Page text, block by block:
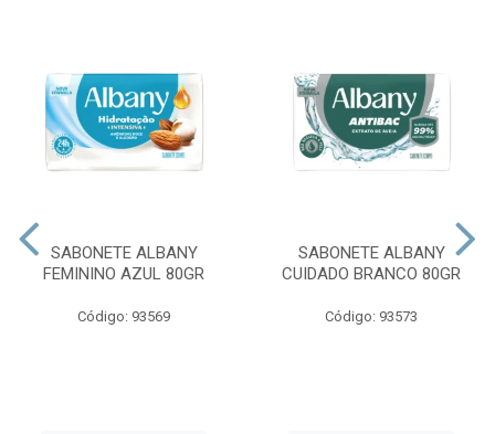
SABONETE ALBANY
FEMININO AZUL 80GR
Código: 93569
SABONETE ALBANY
CUIDADO BRANCO 80GR
Código: 93573